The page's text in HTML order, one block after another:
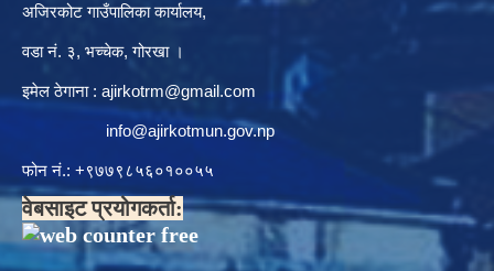
अजिरकोट गाउँपालिका कार्यालय,
वडा नं. ३, भच्चेक, गोरखा ।
इमेल ठेगाना : ajirkotrm@gmail.com
info@ajirkotmun.gov.np
फोन नं.: ‍‌+९७७९८५६०१००५५
वेबसाइट प्रयोगकर्ता: